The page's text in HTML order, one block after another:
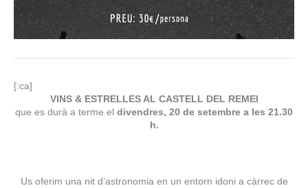
[:ca]
VINS & ESTRELLES AL CASTELL DEL REMEI
que es durà a terme el divendres, 20 de setembre a les 21.30
h.
Us oferim una nit d’astronomia en un entorn idoni a càrrec de